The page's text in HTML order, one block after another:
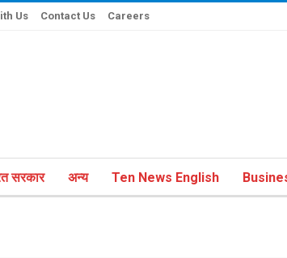
Us Contact Us Careers
सरकार अन्य Ten News English